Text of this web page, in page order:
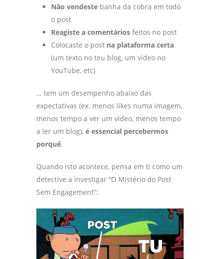
Não vendeste banha da cobra em todo
o post
Reagiste a comentários feitos no post
Colocaste o post na plataforma certa
(um texto no teu blog, um vídeo no
YouTube, etc)
… tem um desempenho abaixo das
expectativas (ex. menos likes numa imagem,
menos tempo a ver um vídeo, menos tempo
a ler um blog), é essencial percebermos
porquê.
Quando isto acontece, pensa em ti como um
detective a investigar “O Mistério do Post
Sem Engagement”: